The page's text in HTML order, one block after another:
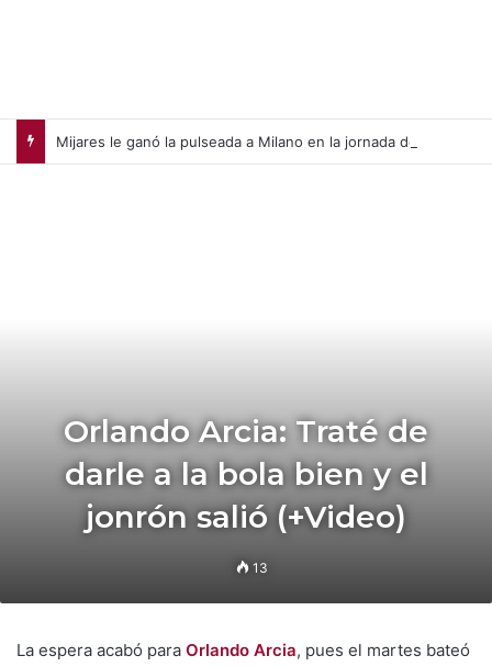
Orlando Arcia: Traté de
darle a la bola bien y el
jonrón salió (+Video)
13
La espera acabó para Orlando Arcia, pues el martes bateó